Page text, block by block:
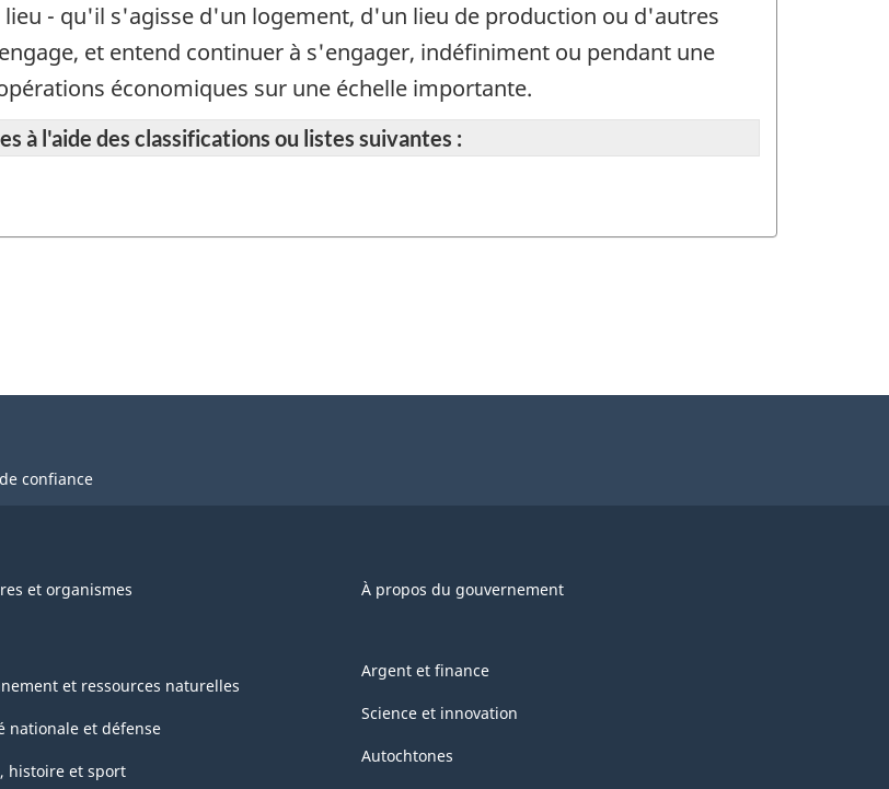
- qu'il s'agisse d'un logement, d'un lieu de production ou d'autres
et entend continuer à s'engager, indéfiniment ou pendant une
économiques sur une échelle importante.
à l'aide des classifications ou listes suivantes :
confiance
et organismes À propos du gouvernement
et ressources naturelles
nationale et défense
histoire et sport
Argent et finance
Science et innovation
Autochtones